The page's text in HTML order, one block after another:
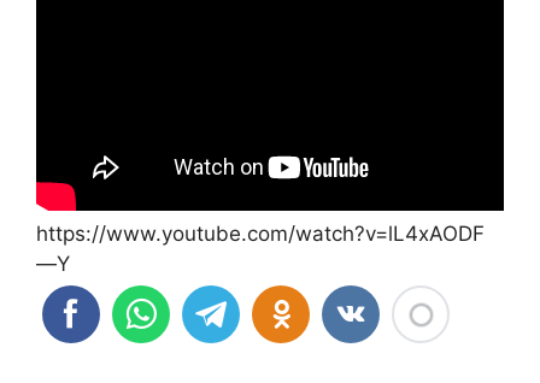
https://www.youtube.com/watch?v=lL4xAODF
—Y